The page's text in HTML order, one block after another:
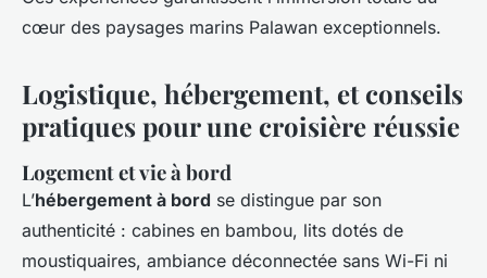
cœur des paysages marins Palawan exceptionnels.
Logistique, hébergement, et conseils
pratiques pour une croisière réussie
Logement et vie à bord
L’hébergement à bord se distingue par son
authenticité : cabines en bambou, lits dotés de
moustiquaires, ambiance déconnectée sans Wi-Fi ni